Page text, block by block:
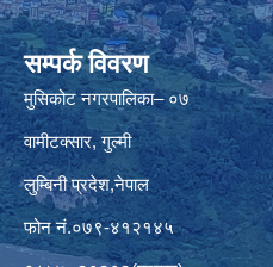
सम्पर्क विवरण
मुसिकोट नगरपालिका– ०७
वामीटक्सार, गुल्मी
लुम्बिनी प्रदेश,नेपाल
फोन नं.०७९-४१२१४५